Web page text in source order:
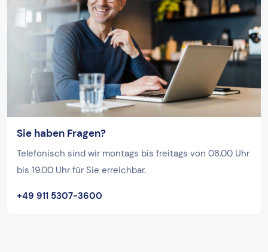
Sie haben Fragen?
Telefonisch sind wir montags bis freitags von 08.00 Uhr
bis 19.00 Uhr für Sie erreichbar.
+49 911 5307-3600